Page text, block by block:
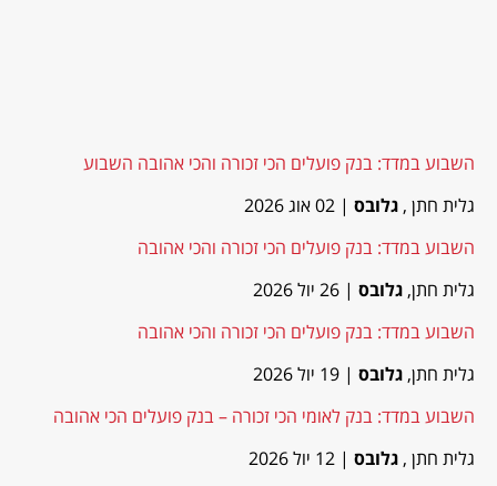
השבוע במדד: בנק פועלים הכי זכורה והכי אהובה השבוע
גלית חתן , גלובס | 02 אוג 2026
השבוע במדד: בנק פועלים הכי זכורה והכי אהובה
גלית חתן, גלובס | 26 יול 2026
השבוע במדד: בנק פועלים הכי זכורה והכי אהובה
גלית חתן, גלובס | 19 יול 2026
השבוע במדד: בנק לאומי הכי זכורה – בנק פועלים הכי אהובה
גלית חתן , גלובס | 12 יול 2026